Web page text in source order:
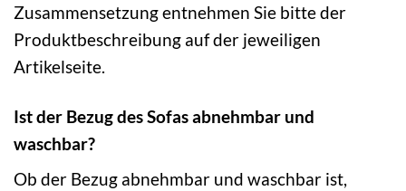
Zusammensetzung entnehmen Sie bitte der
Produktbeschreibung auf der jeweiligen
Artikelseite.
Ist der Bezug des Sofas abnehmbar und
waschbar?
Ob der Bezug abnehmbar und waschbar ist,